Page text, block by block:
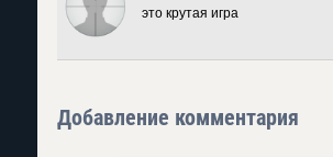
это крутая игра
Добавление комментария